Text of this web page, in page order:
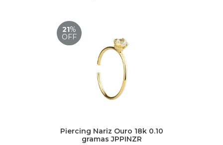
21%
OFF
Piercing Nariz Ouro 18k 0.10
gramas JPPINZR